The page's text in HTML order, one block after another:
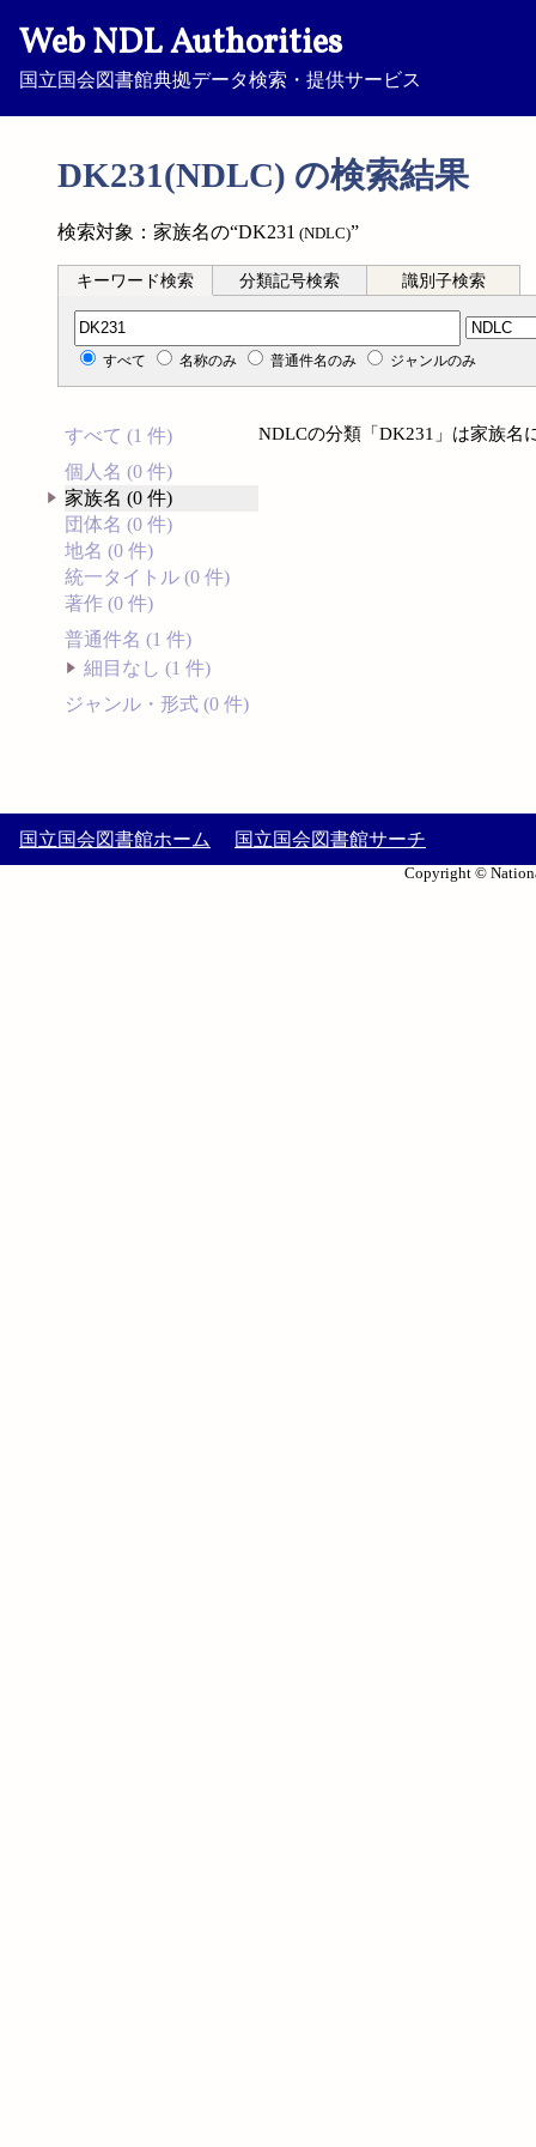
Web NDL Authorities
国立国会図書館典拠データ検索・提供サービス
DK231(NDLC) の検索結果
検索対象：家族名の“DK231 (NDLC)”
キーワード検索 分類記号検索 識別子検索
分類記号検索
すべて 名称のみ 普通件名のみ ジャンルのみ
すべて (1 件)
個人名 (0 件)
家族名 (0 件)
団体名 (0 件)
地名 (0 件)
統一タイトル (0 件)
著作 (0 件)
普通件名 (1 件)
細目なし (1 件)
ジャンル・形式 (0 件)
NDLCの分類「DK231」は家族名
国立国会図書館ホーム 国立国会図書館サーチ
Copyright ©